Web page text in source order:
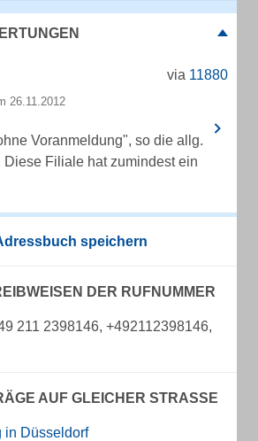
via 11880
26.11.2012
Voranmeldung", so die allg.
Diese Filiale hat zumindest ein
speichern
DER RUFNUMMER
211 2398146, +492112398146,
AUF GLEICHER STRASSE
in Düsseldorf